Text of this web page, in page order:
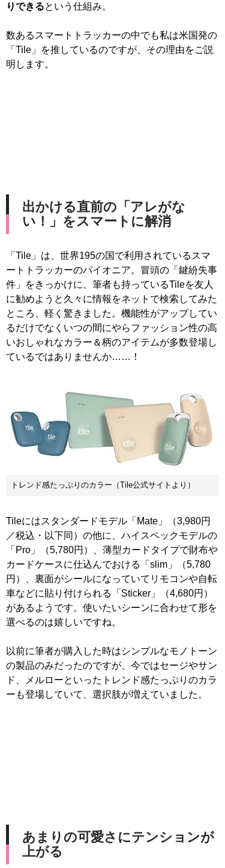
りできるという仕組み。
数あるスマートトラッカーの中でも私は米国発の
「Tile」を推しているのですが、その理由をご説
明します。
出かける直前の「アレがな
い！」をスマートに解消
「Tile」は、世界195の国で利用されているスマ
ートトラッカーのパイオニア。冒頭の「鍵紛失事
件」をきっかけに、筆者も持っているTileを友人
に勧めようと久々に情報をネットで検索してみた
ところ、軽く驚きました。機能性がアップしてい
るだけでなくいつの間にやらファッション性の高
いおしゃれなカラー＆柄のアイテムが多数登場し
ているではありませんか……！
トレンド感たっぷりのカラー（Tile公式サイトより）
Tileにはスタンダードモデル「Mate」（3,980円
／税込・以下同）の他に、ハイスペックモデルの
「Pro」（5,780円）、薄型カードタイプで財布や
カードケースに仕込んでおける「slim」（5,780
円）、裏面がシールになっていてリモコンや自転
車などに貼り付けられる「Sticker」（4,680円）
があるようです。使いたいシーンに合わせて形を
選べるのは嬉しいですね。
以前に筆者が購入した時はシンプルなモノトーン
の製品のみだったのですが、今ではセージやサン
ド、メルローといったトレンド感たっぷりのカラ
ーも登場していて、選択肢が増えていました。
あまりの可愛さにテンションが
上がる